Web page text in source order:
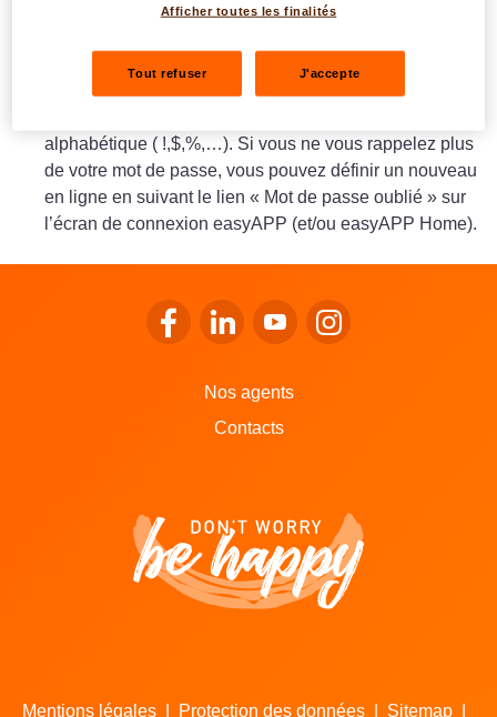
votre mot de passe que vous devez saisir lors de
trois des quatre catégories suivantes: un chiffre, une
alphabétique ( !,$,%,…). Si vous ne vous rappelez plus
de votre mot de passe, vous pouvez définir un nouveau
en ligne en suivant le lien « Mot de passe oublié » sur
l’écran de connexion easyAPP (et/ou easyAPP Home).
Se rendre sur le facebook de LALUX
Se rendre sur le Linkedin de
Se rendre sur le youtube de
Se rendre sur
Nos agents
Contacts
Mentions légales Protection des données Sitemap
Afficher toutes les finalités
Tout refuser J'accepte